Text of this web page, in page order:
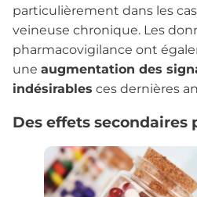
particulièrement dans les
veineuse chronique. Les
pharmacovigilance ont
une augmentation des
indésirables ces dernières
Des effets secondaires